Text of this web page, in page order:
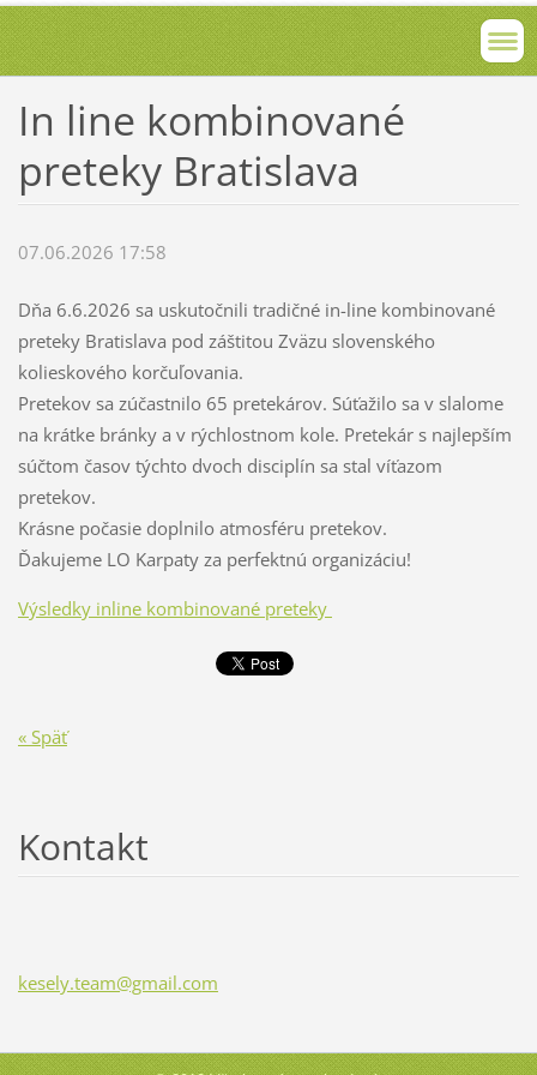
In line kombinované
preteky Bratislava
07.06.2026 17:58
Dňa 6.6.2026 sa uskutočnili tradičné in-line kombinované
preteky Bratislava pod záštitou Zväzu slovenského
kolieskového korčuľovania.
Pretekov sa zúčastnilo 65 pretekárov. Súťažilo sa v slalome
na krátke bránky a v rýchlostnom kole. Pretekár s najlepším
súčtom časov týchto dvoch disciplín sa stal víťazom
pretekov.
Krásne počasie doplnilo atmosféru pretekov.
Ďakujeme LO Karpaty za perfektnú organizáciu!
Výsledky inline kombinované preteky
« Späť
Kontakt
kesely.team@gmail.com